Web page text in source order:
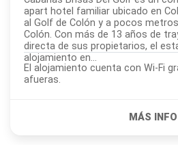
apart hotel familiar ubicado en
al Golf de Colón y a pocos
Colón. Con más de 13 años de
directa de sus propietarios, el
alojamiento en...
El alojamiento cuenta con Wi-Fi gratis y se ubica en las
afueras.